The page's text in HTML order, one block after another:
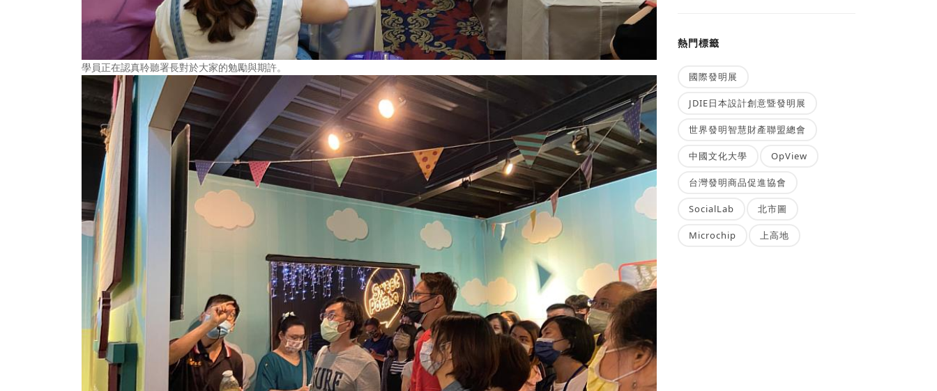
學員正在認真聆聽署長對於大家的勉勵與期許。
熱門標籤
國際發明展
JDIE日本設計創意暨發明展
世界發明智慧財產聯盟總會
中國文化大學 OpView
台灣發明商品促進協會
SocialLab 北市圖
Microchip 上高地